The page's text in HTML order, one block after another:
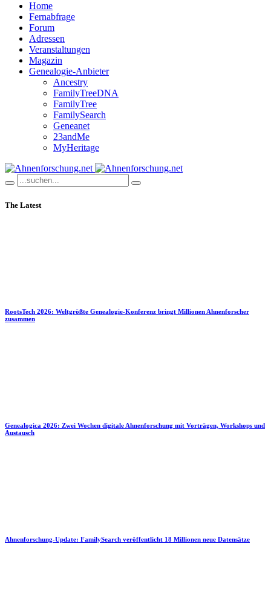
Home
Fernabfrage
Forum
Adressen
Veranstaltungen
Magazin
Genealogie-Anbieter
Ancestry
FamilyTreeDNA
FamilyTree
FamilySearch
Geneanet
23andMe
MyHeritage
The Latest
RootsTech 2026: Weltgrößte Genealogie-Konferenz bringt Millionen Ahnenforscher
zusammen
Genealogica 2026: Zwei Wochen digitale Ahnenforschung mit Vorträgen, Workshops und
Austausch
Ahnenforschung-Update: FamilySearch veröffentlicht 18 Millionen neue Datensätze